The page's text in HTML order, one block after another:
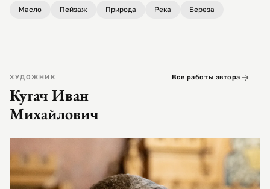
Масло Пейзаж Природа Река Береза
ХУДОЖНИК
Кугач Иван
Михайлович
Все работы автора